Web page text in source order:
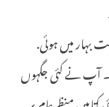
بہار میں ہوئی.
آپ نے کئی جگہوں